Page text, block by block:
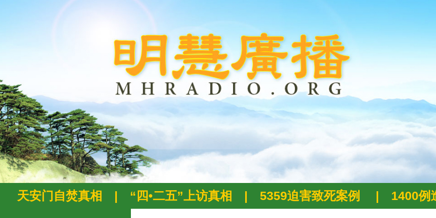
天安门自焚真相 | “四•二五”上访真相 | 5359迫害致死案例 | 1400例